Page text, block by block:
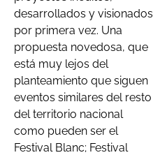
desarrollados y visionados
por primera vez. Una
propuesta novedosa, que
está muy lejos del
planteamiento que siguen
eventos similares del resto
del territorio nacional
como pueden ser el
Festival Blanc; Festival